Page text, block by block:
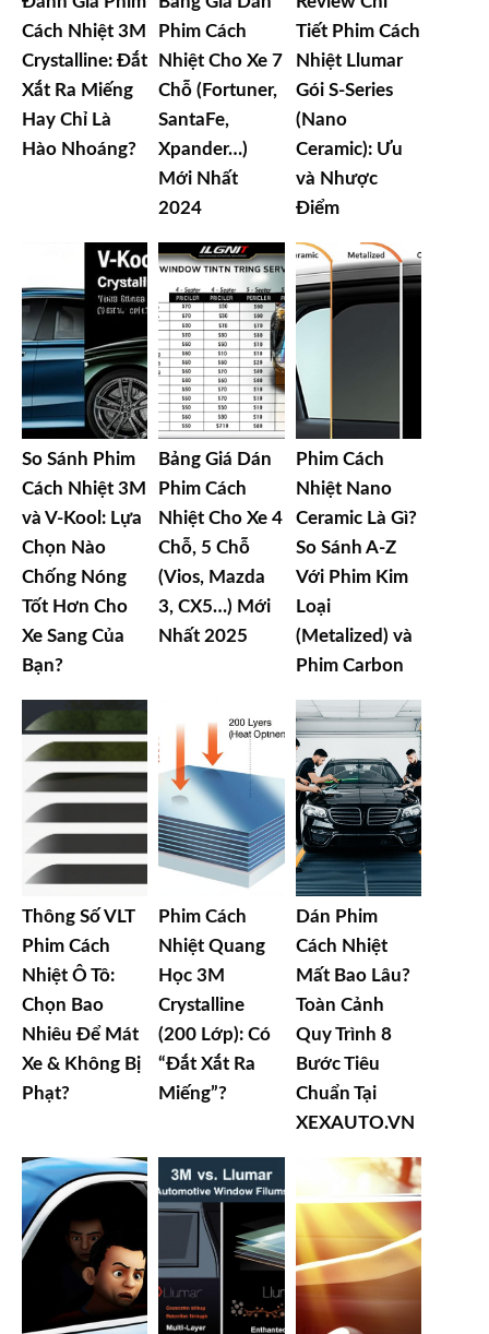
Cách Nhiệt 3M
Crystalline: Đắt
Xắt Ra Miếng
Hay Chỉ Là
Hào Nhoáng?
Phim Cách
Nhiệt Cho Xe 7
Chỗ (Fortuner,
SantaFe,
Xpander…)
Mới Nhất
2024
Tiết Phim Cách
Nhiệt Llumar
Gói S-Series
(Nano
Ceramic): Ưu
và Nhược
Điểm
So Sánh Phim
Cách Nhiệt 3M
và V-Kool: Lựa
Chọn Nào
Chống Nóng
Tốt Hơn Cho
Xe Sang Của
Bạn?
Bảng Giá Dán
Phim Cách
Nhiệt Cho Xe 4
Chỗ, 5 Chỗ
(Vios, Mazda
3, CX5…) Mới
Nhất 2025
Phim Cách
Nhiệt Nano
Ceramic Là Gì?
So Sánh A-Z
Với Phim Kim
Loại
(Metalized) và
Phim Carbon
Thông Số VLT
Phim Cách
Nhiệt Ô Tô:
Chọn Bao
Nhiêu Để Mát
Xe & Không Bị
Phạt?
Phim Cách
Nhiệt Quang
Học 3M
Crystalline
(200 Lớp): Có
“Đắt Xắt Ra
Miếng”?
Dán Phim
Cách Nhiệt
Mất Bao Lâu?
Toàn Cảnh
Quy Trình 8
Bước Tiêu
Chuẩn Tại
XEXAUTO.VN